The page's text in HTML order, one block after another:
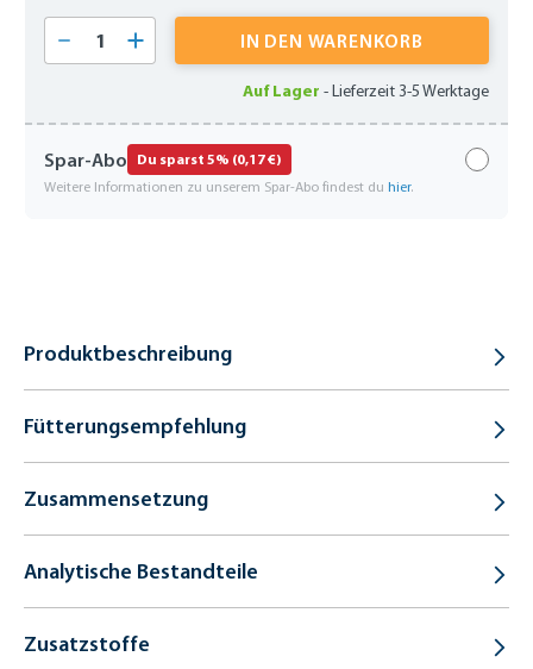
Produkt Anzahl: Gib den gewünschten
IN DEN WARENKORB
Auf Lager -Lieferzeit 3-5 Werktage
Spar-Abo Du sparst 5% (0,17 €)
Weitere Informationen zu unserem Spar-Abo findest du hier.
Produktbeschreibung
Fütterungsempfehlung
Zusammensetzung
Analytische Bestandteile
Zusatzstoffe